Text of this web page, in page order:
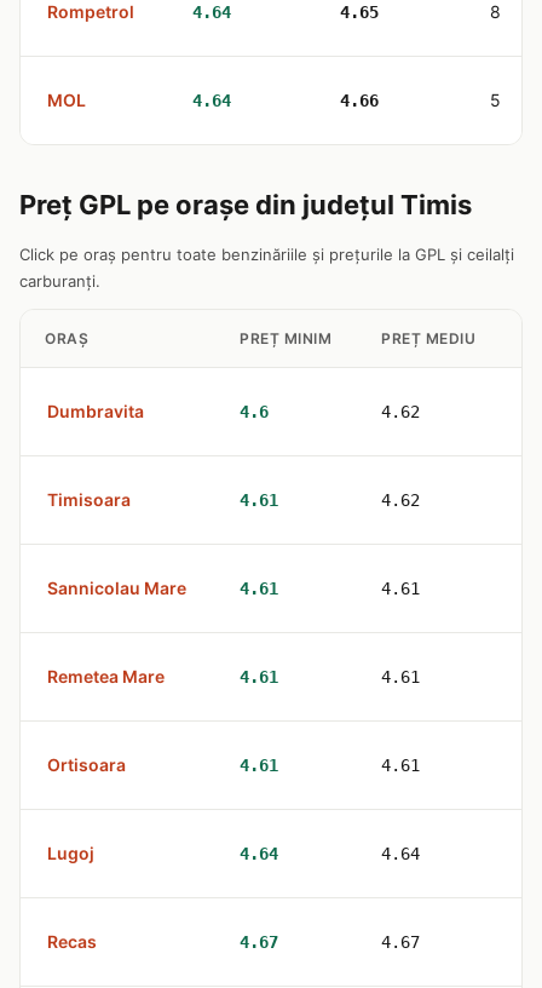
Rompetrol 4.64 4.65 8
MOL 4.64 4.66 5
Preț GPL pe orașe din județul Timis
Click pe oraș pentru toate benzinăriile și prețurile la GPL și ceilalți
carburanți.
ORAȘ PREȚ MINIM PREȚ MEDIU
Dumbravita 4.6 4.62
Timisoara 4.61 4.62
Sannicolau Mare 4.61 4.61
Remetea Mare 4.61 4.61
Ortisoara 4.61 4.61
Lugoj 4.64 4.64
Recas 4.67 4.67